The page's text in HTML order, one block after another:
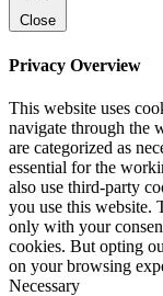
Close
Privacy Overview
This website uses
navigate through the
are categorized as
essential for the
also use third-party
you use this website.
only with your
cookies. But opting
on your browsing
Necessary